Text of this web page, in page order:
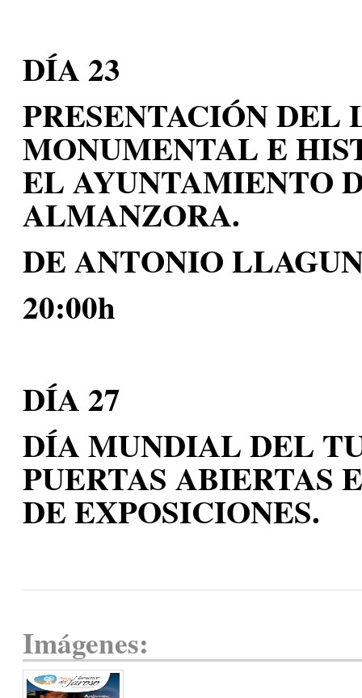
DÍA 23
PRESENTACIÓN
MONUMENTAL E
EL AYUNTAMIENTO
ALMANZORA.
DE ANTONIO
20:00h
DÍA 27
DÍA MUNDIAL DEL
PUERTAS ABIERTAS
DE EXPOSICIONES.
Imágenes: